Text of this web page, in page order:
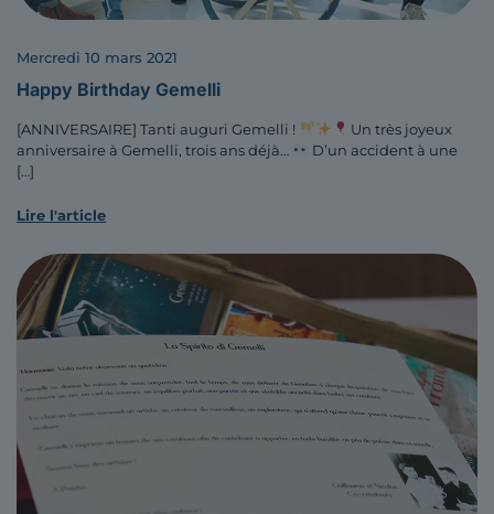
mercredi 10 mars 2021
Happy Birthday Gemelli
[ANNIVERSAIRE] Tanti auguri Gemelli !
Un très joyeux
anniversaire à Gemelli, trois ans déjà…
D’un accident à une
[…]
Lire l'article